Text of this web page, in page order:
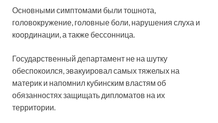
Основными симптомами были тошнота,
головокружение, головные боли, нарушения слуха и
координации, а также бессонница.
Государственный департамент не на шутку
обеспокоился, эвакуировал самых тяжелых на
материк и напомнил кубинским властям об
обязанностях защищать дипломатов на их
территории.